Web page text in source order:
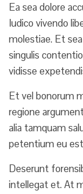
Ea sea dolore
Iudico vivendo
molestiae. Et
singulis
vidisse
Et vel bonorum
regione
alia tamquam
petentium eu
Deserunt
intellegat et. At